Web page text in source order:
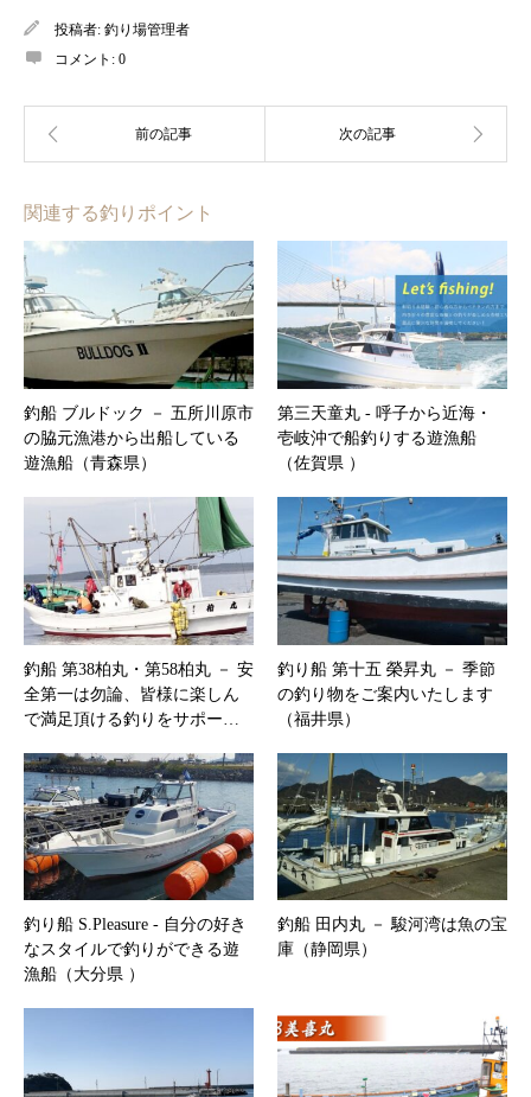
投稿者: 釣り場管理者
コメント: 0
関連する釣りポイント
釣船 ブルドック － 五所川原市
の脇元漁港から出船している
遊漁船（青森県）
第三天童丸 ‐ 呼子から近海・
壱岐沖で船釣りする遊漁船
（佐賀県 ）
釣船 第38柏丸・第58柏丸 － 安
全第一は勿論、皆様に楽しん
で満足頂ける釣りをサポー…
釣り船 第十五 榮昇丸 － 季節
の釣り物をご案内いたします
（福井県）
釣り船 S.Pleasure ‐ 自分の好き
なスタイルで釣りができる遊
漁船（大分県 ）
釣船 田内丸 － 駿河湾は魚の宝
庫（静岡県）